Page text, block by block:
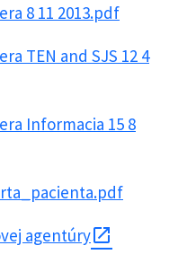
8 11 2013.pdf
TEN and SJS 12 4
Informacia 15 8
agentúry